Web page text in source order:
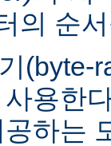
의 순
(byte-
용한
하는